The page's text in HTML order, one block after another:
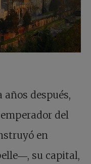
después,
del
en
su capital,